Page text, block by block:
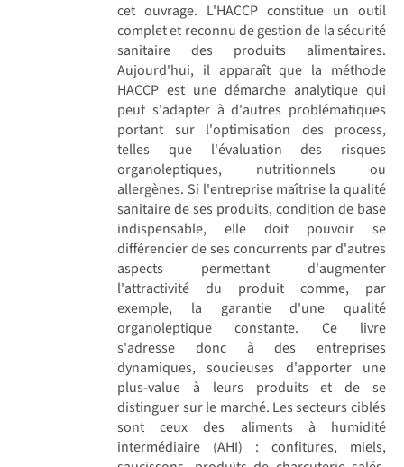
cet ouvrage. L'HACCP constitue un outil
complet et reconnu de gestion de la sécurité
sanitaire des produits alimentaires.
Aujourd'hui, il apparaît que la méthode
HACCP est une démarche analytique qui
peut s'adapter à d'autres problématiques
portant sur l'optimisation des process,
telles que l'évaluation des risques
organoleptiques, nutritionnels ou
allergènes. Si l'entreprise maîtrise la qualité
sanitaire de ses produits, condition de base
indispensable, elle doit pouvoir se
différencier de ses concurrents par d'autres
aspects permettant d'augmenter
l'attractivité du produit comme, par
exemple, la garantie d'une qualité
organoleptique constante. Ce livre
s'adresse donc à des entreprises
dynamiques, soucieuses d'apporter une
plus-value à leurs produits et de se
distinguer sur le marché. Les secteurs ciblés
sont ceux des aliments à humidité
intermédiaire (AHI) : confitures, miels,